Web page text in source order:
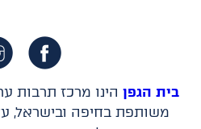
בית הגפןהינו מרכז תרבות
משותפת בחיפה ובישראל,